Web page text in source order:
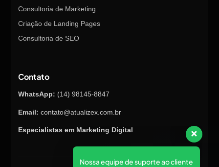
Consultoria de Marketing
Criação de Landing Pages
Consultoria de SEO
Contato
WhatsApp: (14) 98145-8847
Email: contato@atualizex.com.br
Especialistas em Marketing Digital
Nossa equipe de suporte ao cliente